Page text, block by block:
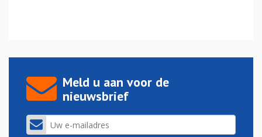
Meld u aan voor de
nieuwsbrief